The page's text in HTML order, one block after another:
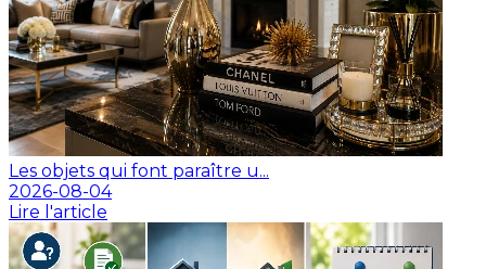
Les objets qui font paraître u...
2026-08-04
Lire l'article